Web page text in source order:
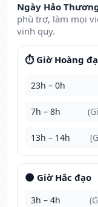
Ngày Hảo
phù trợ, làm mọi
vinh quy.
⏱️ Giờ Hoàng
23h – 0h
7h – 8h
13h – 14h
🌑 Giờ Hắc đạo
3h – 4h